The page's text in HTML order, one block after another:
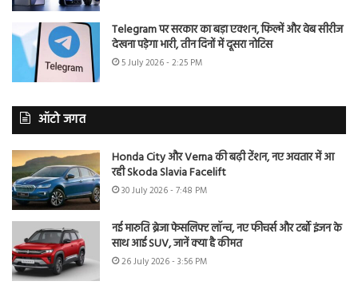
Telegram पर सरकार का बड़ा एक्शन, फिल्में और वेब सीरीज
देखना पड़ेगा भारी, तीन दिनों में दूसरा नोटिस
5 July 2026 - 2:25 PM
ऑटो जगत
Honda City और Verna की बढ़ी टेंशन, नए अवतार में आ
रही Skoda Slavia Facelift
30 July 2026 - 7:48 PM
नई मारुति ब्रेजा फेसलिफ्ट लॉन्च, नए फीचर्स और टर्बो इंजन के
साथ आई SUV, जानें क्या है कीमत
26 July 2026 - 3:56 PM